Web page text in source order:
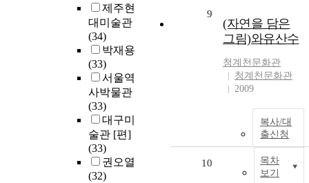
제주현
대미술관
(34)
박재용
(33)
서울역
사박물관
(33)
대구미
술관 [편]
(33)
권오열
(32)
9
(자연을 담은
그림)와유산수
청계천문화관
청계천문화관
2009
복사/대
출신청
목차
보기
10